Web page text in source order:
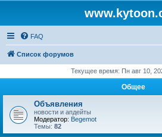
FAQ
Список форумов
Текущее время: Пн авг 10,
Общее
Объявления
новости и апдейты
Модератор: Begemot
Темы: 82